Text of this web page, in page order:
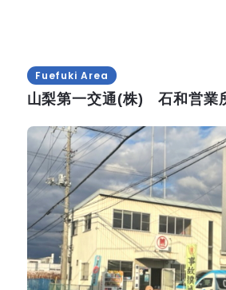
Fuefuki Area
山梨第一交通(株) 石和営業